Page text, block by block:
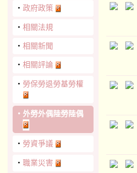
‧ 政府政策
‧ 相關法規
‧ 相關新聞
‧ 相關評論
‧ 勞保勞退勞基勞權
‧ 外勞外偶陸勞陸偶
‧ 勞資爭議
‧ 職業災害